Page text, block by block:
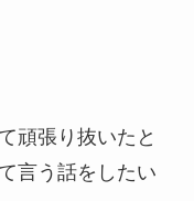
頑張り抜いたと
言う話をしたい